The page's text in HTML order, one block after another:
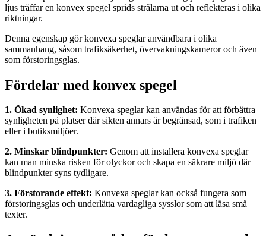
ljus träffar en konvex spegel sprids strålarna ut och reflekteras i olika
riktningar.
Denna egenskap gör konvexa speglar användbara i olika
sammanhang, såsom trafiksäkerhet, övervakningskameror och även
som förstoringsglas.
Fördelar med konvex spegel
1. Ökad synlighet: Konvexa speglar kan användas för att förbättra
synligheten på platser där sikten annars är begränsad, som i trafiken
eller i butiksmiljöer.
2. Minskar blindpunkter: Genom att installera konvexa speglar
kan man minska risken för olyckor och skapa en säkrare miljö där
blindpunkter syns tydligare.
3. Förstorande effekt: Konvexa speglar kan också fungera som
förstoringsglas och underlätta vardagliga sysslor som att läsa små
texter.